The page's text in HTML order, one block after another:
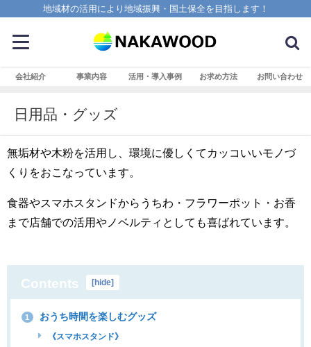
地域材の活用により地域振興・国土保全を目指します！
会社紹介 事業内容 活用・導入事例 お求め方法 お問い合わせ
日用品・グッズ
無垢材や木粉を活用し、環境に優しくてカッコいいモノづ
くりをおこなっています。
食器やスマホスタンドからうちわ・フラワーポット・お香
まで店舗での活用やノベルティとしても喜ばれています。
Contents [hide]
1 おうち時間を楽しむグッズ
《スマホスタンド》